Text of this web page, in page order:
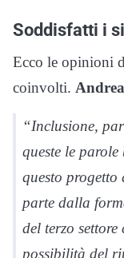
Soddisfatti i
Ecco le opinioni
coinvolti.
“Inclusione,
queste le
questo progetto
parte dalla
del terzo
possibilità del